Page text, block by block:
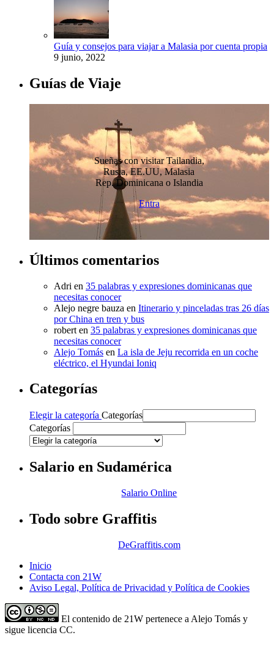
Guía y consejos para viajar a Malasia por cuenta propia
9 junio, 2022
Guías de Viaje
Sueñas con visitar Tailandia,
Rusia, EE.UU, Malasia
Rep. Dominicana o Islandia
Entra
Últimos comentarios
Adri en 35 palabras y expresiones dominicanas que
necesitas conocer
Alejo negre bauza en Itinerario y pinceladas tras 26 días
por China en tren y bus
robert en 35 palabras y expresiones dominicanas que
necesitas conocer
Alejo Tomás en La isla de Jeju recorrida en un coche
eléctrico, el Hyundai Ioniq
Categorías
Categorías
Elegir la categoría Categorías
Categorías
Salario en Sudamérica
Salario Online
Todo sobre Graffitis
DeGraffitis.com
Inicio
Contacta con 21W
Aviso Legal, Política de Privacidad y Política de Cookies
El contenido de 21W pertenece a Alejo Tomás y
sigue licencia CC.